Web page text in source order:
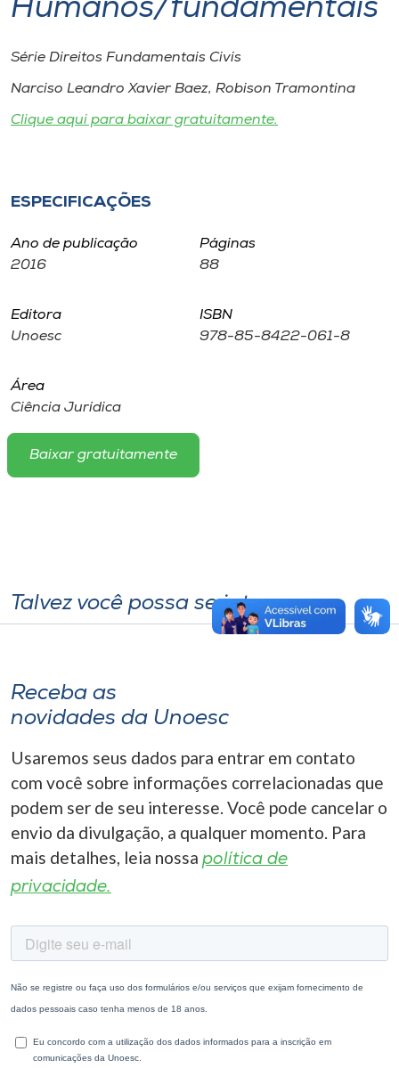
Rádio
Selecione
A-
Humanos/fundamentais
Série Direitos Fundamentais Civis
Narciso Leandro Xavier Baez, Robison Tramontina
Clique aqui para baixar gratuitamente.
ESPECIFICAÇÕES
Ano de publicação
2016
Páginas
88
Editora
Unoesc
ISBN
978-85-8422-061-8
Área
Ciência Jurídica
Baixar gratuitamente
Talvez você possa se interessar
Receba as
novidades da Unoesc
Usaremos seus dados para entrar em contato
com você sobre informações correlacionadas que
podem ser de seu interesse. Você pode cancelar o
envio da divulgação, a qualquer momento. Para
mais detalhes, leia nossa política de
privacidade.